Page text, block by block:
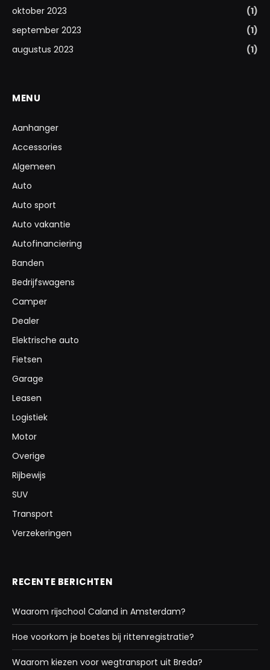
oktober 2023
(1)
september 2023
(1)
augustus 2023
(1)
MENU
Aanhanger
Accessories
Algemeen
Auto
Auto sport
Auto vakantie
Autofinanciering
Banden
Bedrijfswagens
Camper
Dealer
Elektrische auto
Fietsen
Garage
Leasen
Logistiek
Motor
Overige
Rijbewijs
SUV
Transport
Verzekeringen
RECENTE BERICHTEN
Waarom rijschool Caland in Amsterdam?
Hoe voorkom je boetes bij rittenregistratie?
Waarom kiezen voor wegtransport uit Breda?